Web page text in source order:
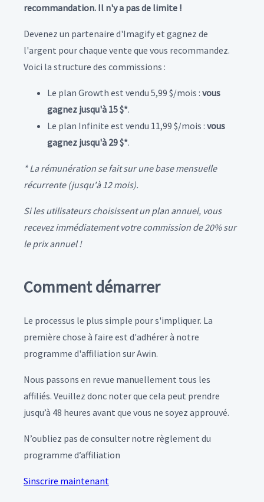
recommandation. Il n'y a pas de limite !
Devenez un partenaire d'Imagify et gagnez de
l'argent pour chaque vente que vous recommandez.
Voici la structure des commissions :
Le plan Growth est vendu 5,99 $/mois : vous
gagnez jusqu'à 15 $*.
Le plan Infinite est vendu 11,99 $/mois : vous
gagnez jusqu'à 29 $*.
* La rémunération se fait sur une base mensuelle
récurrente (jusqu'à 12 mois).
Si les utilisateurs choisissent un plan annuel, vous
recevez immédiatement votre commission de 20% sur
le prix annuel !
Comment démarrer
Le processus le plus simple pour s'impliquer. La
première chose à faire est d'adhérer à notre
programme d'affiliation sur Awin.
Nous passons en revue manuellement tous les
affiliés. Veuillez donc noter que cela peut prendre
jusqu’à 48 heures avant que vous ne soyez approuvé.
N’oubliez pas de consulter notre règlement du
programme d’affiliation
Sinscrire maintenant